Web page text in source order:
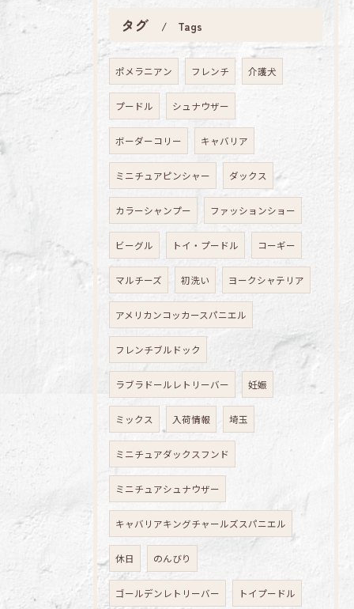
タグ Tags
ポメラニアン フレンチ 介護犬
プードル シュナウザー
ボーダーコリー キャバリア
ミニチュアピンシャー ダックス
カラーシャンプー ファッションショー
ビーグル トイ・プードル コーギー
マルチーズ 初洗い ヨークシャテリア
アメリカンコッカースパニエル
フレンチブルドック
ラブラドールレトリーバー 妊娠
ミックス 入荷情報 埼玉
ミニチュアダックスフンド
ミニチュアシュナウザー
キャバリアキングチャールズスパニエル
休日 のんびり
ゴールデンレトリーバー トイプードル